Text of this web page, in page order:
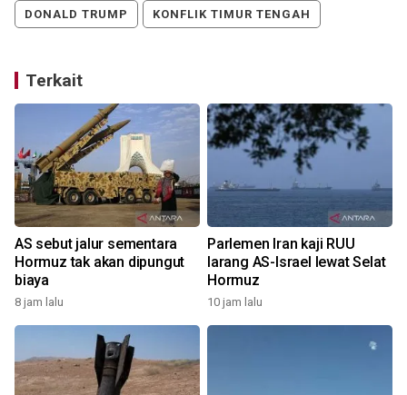
DONALD TRUMP KONFLIK TIMUR TENGAH
Terkait
AS sebut jalur sementara
Hormuz tak akan dipungut
biaya
8 jam lalu
Parlemen Iran kaji RUU
larang AS-Israel lewat Selat
Hormuz
10 jam lalu